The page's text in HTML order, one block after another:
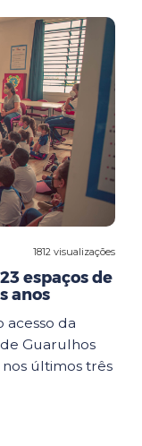
1812 visualizações
espaços de
anos
acesso da
Guarulhos
últimos três